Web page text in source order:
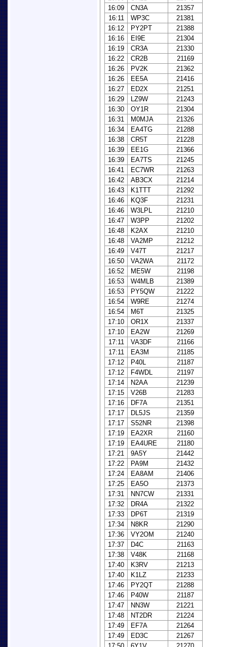
16:09
CN3A
21357
16:11
WP3C
21381
16:12
PY2PT
21388
16:16
EI9E
21304
16:19
CR3A
21330
16:22
CR2B
21169
16:26
PV2K
21362
16:26
EE5A
21416
16:27
ED2X
21251
16:29
LZ9W
21243
16:30
OY1R
21304
16:31
M0MJA
21326
16:34
EA4TG
21288
16:38
CR5T
21228
16:39
EE1G
21366
16:39
EA7TS
21245
16:41
EC7WR
21263
16:42
AB3CX
21214
16:43
K1TTT
21292
16:46
KQ3F
21231
16:46
W3LPL
21210
16:47
W3PP
21202
16:48
K2AX
21210
16:48
VA2MP
21212
16:49
V47T
21217
16:50
VA2WA
21172
16:52
ME5W
21198
16:53
W4MLB
21389
16:53
PY5QW
21222
16:54
W9RE
21274
16:54
M6T
21325
17:10
OR1X
21337
17:10
EA2W
21269
17:11
VA3DF
21166
17:11
EA3M
21185
17:12
P40L
21187
17:12
F4WDL
21197
17:14
N2AA
21239
17:15
V26B
21283
17:16
DF7A
21351
17:17
DL5JS
21359
17:17
S52NR
21398
17:19
EA2XR
21160
17:19
EA4URE
21180
17:21
9A5Y
21442
17:22
PA9M
21432
17:24
EA8AM
21406
17:25
EA5O
21373
17:31
NN7CW
21331
17:32
DR4A
21322
17:33
DP6T
21319
17:34
N8KR
21290
17:36
VY2OM
21240
17:37
D4C
21163
17:38
V48K
21168
17:40
K3RV
21213
17:40
K1LZ
21233
17:46
PY2QT
21288
17:46
P40W
21187
17:47
NN3W
21221
17:48
NT2DR
21224
17:49
EF7A
21264
17:49
ED3C
21267